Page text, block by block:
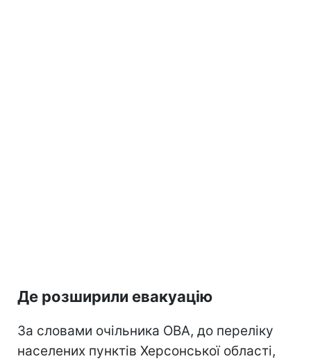
Де розширили евакуацію
За словами очільника ОВА, до переліку
населених пунктів Херсонської області,